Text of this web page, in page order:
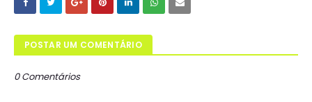
POSTAR UM COMENTÁRIO
0 Comentários